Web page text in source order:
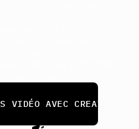
VIDÉO AVEC CREATIFY